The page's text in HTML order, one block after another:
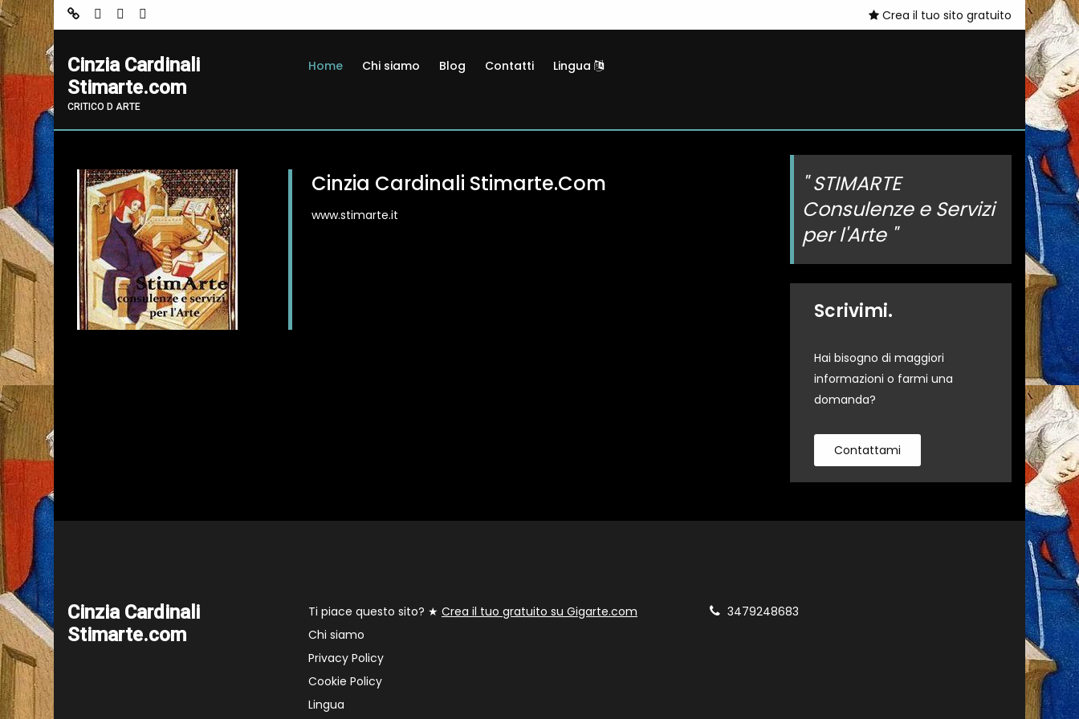
Crea il tuo sito gratuito
Cinzia Cardinali
Stimarte.com
CRITICO D ARTE
Home Chi siamo Blog Contatti Lingua
Cinzia Cardinali Stimarte.com
www.stimarte.it
" STIMARTE
Consulenze e Servizi
per l'Arte "
Scrivimi.
Hai bisogno di maggiori
informazioni o farmi una
domanda?
Contattami
Cinzia Cardinali
Stimarte.com
Ti piace questo sito? ★ Crea il tuo gratuito su Gigarte.com
Chi siamo
Privacy Policy
Cookie Policy
Lingua
3479248683